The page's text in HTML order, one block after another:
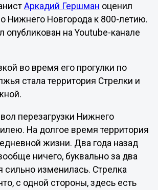
Аркадий Гершман оценил
Нижнего Новгорода к 800-летию.
опубликован на Youtube-канале
во время его прогулки по
стала территория Стрелки и
перезагрузки Нижнего
На долгое время территория
жизни. Два года назад
ничего, буквально за два
сильно изменилась. Стрелка
с одной стороны, здесь есть